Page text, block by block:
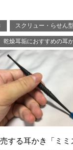
スクリュー・らせん
乾燥耳垢におすすめの耳
する耳かき「ミミ